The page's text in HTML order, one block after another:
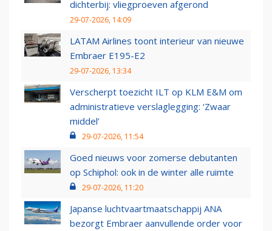
dichterbij: vliegproeven afgerond
29-07-2026, 14:09
LATAM Airlines toont interieur van nieuwe
Embraer E195-E2
29-07-2026, 13:34
Verscherpt toezicht ILT op KLM E&M om
administratieve verslaglegging: ‘Zwaar
middel’
29-07-2026, 11:54
Goed nieuws voor zomerse debutanten
op Schiphol: ook in de winter alle ruimte
29-07-2026, 11:20
Japanse luchtvaartmaatschappij ANA
bezorgt Embraer aanvullende order voor